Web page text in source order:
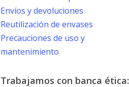
Envíos y devoluciones
Reutilización de envases
Precauciones de uso y
mantenimiento
Trabajamos con banca ética: